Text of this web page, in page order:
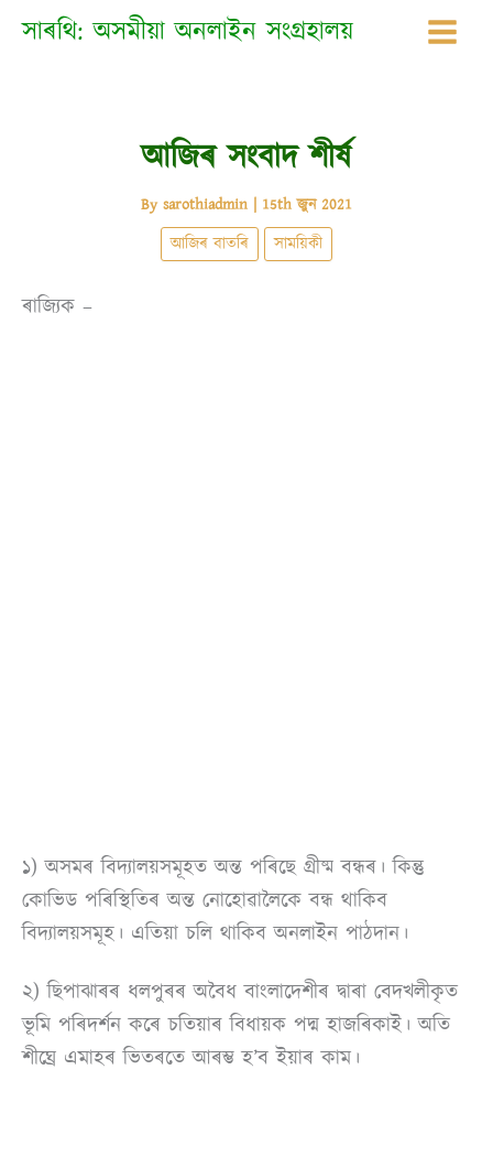
সাৰথি: অসমীয়া অনলাইন সংগ্ৰহালয়
আজিৰ সংবাদ শীৰ্ষ
By sarothiadmin | 15th জুন 2021
আজিৰ বাতৰি সাময়িকী
ৰাজ্যিক –
১) অসমৰ বিদ্যালয়সমূহত অন্ত পৰিছে গ্ৰীষ্ম বন্ধৰ। কিন্তু
কোভিড পৰিস্থিতিৰ অন্ত নোহোৱালৈকে বন্ধ থাকিব
বিদ্যালয়সমূহ। এতিয়া চলি থাকিব অনলাইন পাঠদান।
২) ছিপাঝাৰৰ ধলপুৰৰ অবৈধ বাংলাদেশীৰ দ্বাৰা বেদখলীকৃত
ভূমি পৰিদৰ্শন কৰে চতিয়াৰ বিধায়ক পদ্ম হাজৰিকাই। অতি
শীঘ্ৰে এমাহৰ ভিতৰতে আৰম্ভ হ’ব ইয়াৰ কাম।